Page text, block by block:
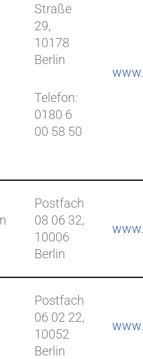
Straße
29,
10178
Berlin
Telefon:
0180 6
00 58 50
Postfach
08 06 32,
10006
Berlin
Postfach
06 02 22,
10052
Berlin